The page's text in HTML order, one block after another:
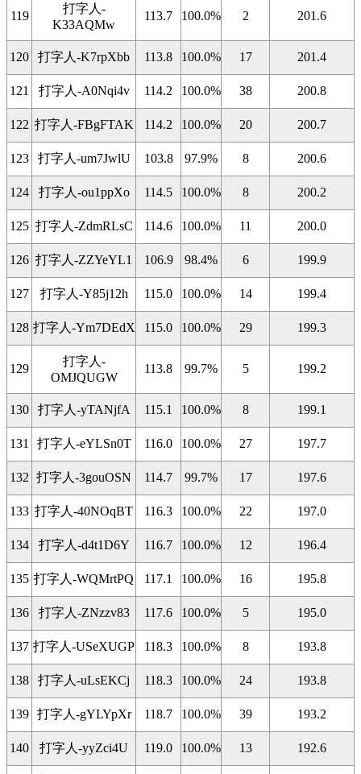
119
打字人-
K33AQMw
113.7 100.0% 2 201.6
120 打字人-K7rpXbb 113.8 100.0% 17 201.4
121 打字人-A0Nqi4v 114.2 100.0% 38 200.8
122 打字人-FBgFTAK 114.2 100.0% 20 200.7
123 打字人-um7JwlU 103.8 97.9% 8 200.6
124 打字人-ou1ppXo 114.5 100.0% 8 200.2
125 打字人-ZdmRLsC 114.6 100.0% 11 200.0
126 打字人-ZZYeYL1 106.9 98.4% 6 199.9
127 打字人-Y85j12h 115.0 100.0% 14 199.4
128 打字人-Ym7DEdX 115.0 100.0% 29 199.3
129
打字人-
OMJQUGW
113.8 99.7% 5 199.2
130 打字人-yTANjfA 115.1 100.0% 8 199.1
131 打字人-eYLSn0T 116.0 100.0% 27 197.7
132 打字人-3gouOSN 114.7 99.7% 17 197.6
133 打字人-40NOqBT 116.3 100.0% 22 197.0
134 打字人-d4t1D6Y 116.7 100.0% 12 196.4
135 打字人-WQMrtPQ 117.1 100.0% 16 195.8
136 打字人-ZNzzv83 117.6 100.0% 5 195.0
137 打字人-USeXUGP 118.3 100.0% 8 193.8
138 打字人-uLsEKCj 118.3 100.0% 24 193.8
139 打字人-gYLYpXr 118.7 100.0% 39 193.2
140 打字人-yyZci4U 119.0 100.0% 13 192.6